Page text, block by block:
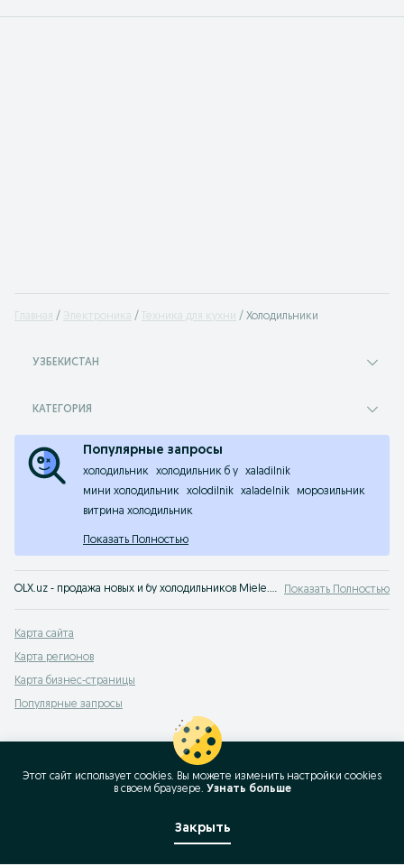
Главная Электроника Техника для кухни Холодильники
УЗБЕКИСТАН
КАТЕГОРИЯ
Популярные запросы
холодильник холодильник б у
xaladilnik
мини холодильник
xolodilnik xaladelnik
морозильник
витрина холодильник
Показать Полностью
OLX.uz - продажа новых и бу холодильников Miele. Большой выбор и низкие цены на сервисе объявлений OLX.uz Узбекистан. У нас можно быстро и выгодно купить холодильники Miele! Показать Полностью
Карта сайта
Карта регионов
Карта бизнес-страницы
Популярные запросы
Этот сайт использует cookies. Вы можете изменить настройки cookies
в своeм браузере. Узнать больше
Закрыть